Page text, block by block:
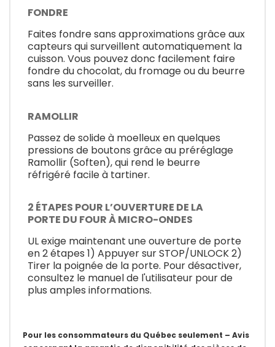
FONDRE
Faites fondre sans approximations grâce aux
capteurs qui surveillent automatiquement la
cuisson. Vous pouvez donc facilement faire
fondre du chocolat, du fromage ou du beurre
sans les surveiller.
RAMOLLIR
Passez de solide à moelleux en quelques
pressions de boutons grâce au préréglage
Ramollir (Soften), qui rend le beurre
réfrigéré facile à tartiner.
2 ÉTAPES POUR L’OUVERTURE DE LA
PORTE DU FOUR À MICRO-ONDES
UL exige maintenant une ouverture de porte
en 2 étapes 1) Appuyer sur STOP/UNLOCK 2)
Tirer la poignée de la porte. Pour désactiver,
consultez le manuel de l'utilisateur pour de
plus amples informations.
Pour les consommateurs du Québec seulement – Avis